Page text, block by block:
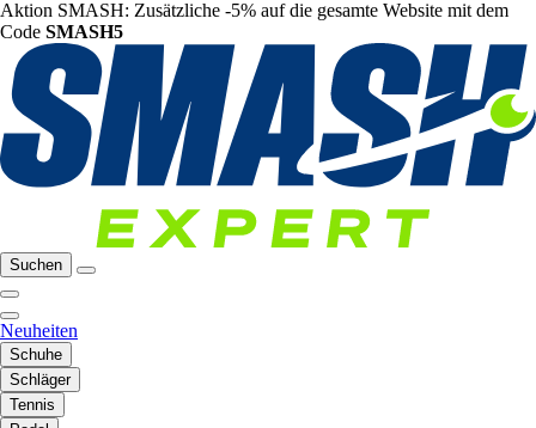
Aktion SMASH: Zusätzliche -5% auf die gesamte Website mit dem
Code SMASH5
Suchen
Neuheiten
Schuhe
Schläger
Tennis